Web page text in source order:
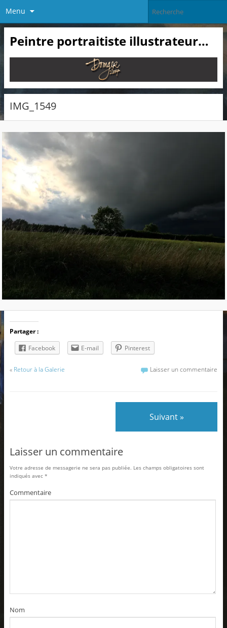
Menu
Peintre portraitiste illustrateur…
IMG_1549
Partager :
Facebook
E-mail Pinterest
« Retour à la Galerie Laisser un commentaire
Suivant »
Laisser un commentaire
Votre adresse de messagerie ne sera pas publiée. Les champs obligatoires sont
indiqués avec *
Commentaire
Nom